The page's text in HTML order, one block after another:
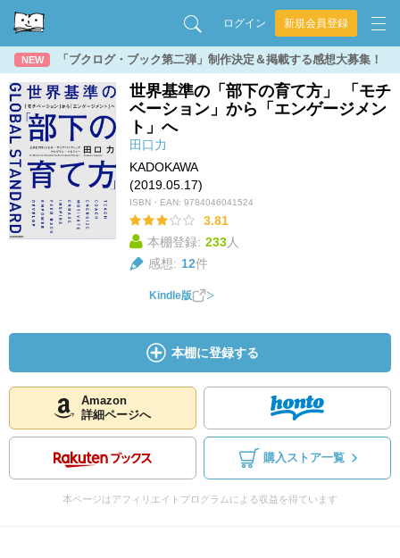
ログイン 新規会員登録
NEW 「ブクログ・ブック第二弾」制作決定＆掲載する感想大募集！
世界基準の「部下の育て方」 「モチ
ベーション」から「エンゲージメン
ト」へ
田口力
KADOKAWA
(2019.05.17)
ISBN・EAN: 9784046041524
3.81
本棚登録: 233人
感想: 12件
Kindle版
本棚に登録する
Amazon
詳細ページへ
購入ストア一覧
本ページはアフィリエイトプログラムによる収益を得ています